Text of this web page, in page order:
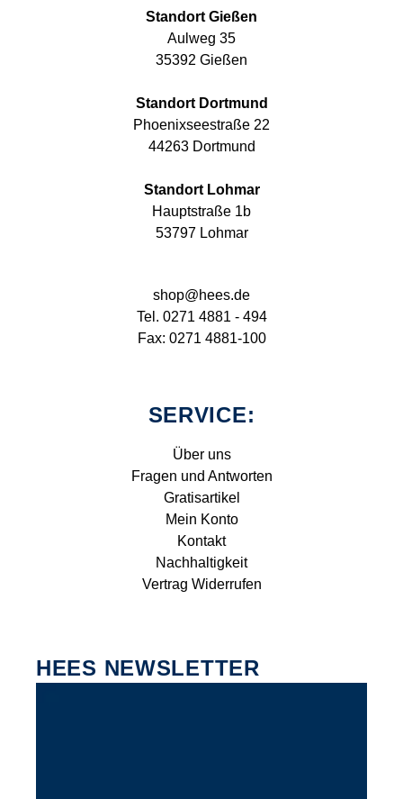
Standort Gießen
Aulweg 35
35392 Gießen
Standort Dortmund
Phoenixseestraße 22
44263 Dortmund
Standort Lohmar
Hauptstraße 1b
53797 Lohmar
shop@hees.de
Tel. 0271 4881 - 494
Fax: 0271 4881-100
SERVICE:
Über uns
Fragen und Antworten
Gratisartikel
Mein Konto
Kontakt
Nachhaltigkeit
Vertrag Widerrufen
HEES NEWSLETTER